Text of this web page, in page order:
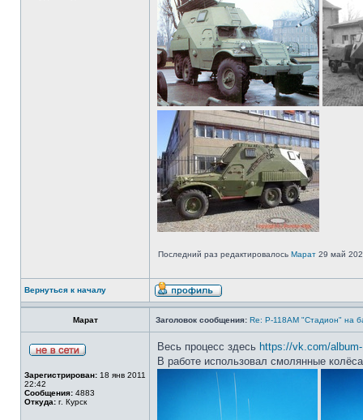
Последний раз редактировалось Марат 29 май
Вернуться к началу
Марат Заголовок сообщения: Re: Р-118АМ "Стадион" на
Зарегистрирован: 18 янв 2011
22:42
Сообщения: 4883
Откуда: г. Курск
Весь процесс здесь https://vk.com/
В работе использовал смолянные